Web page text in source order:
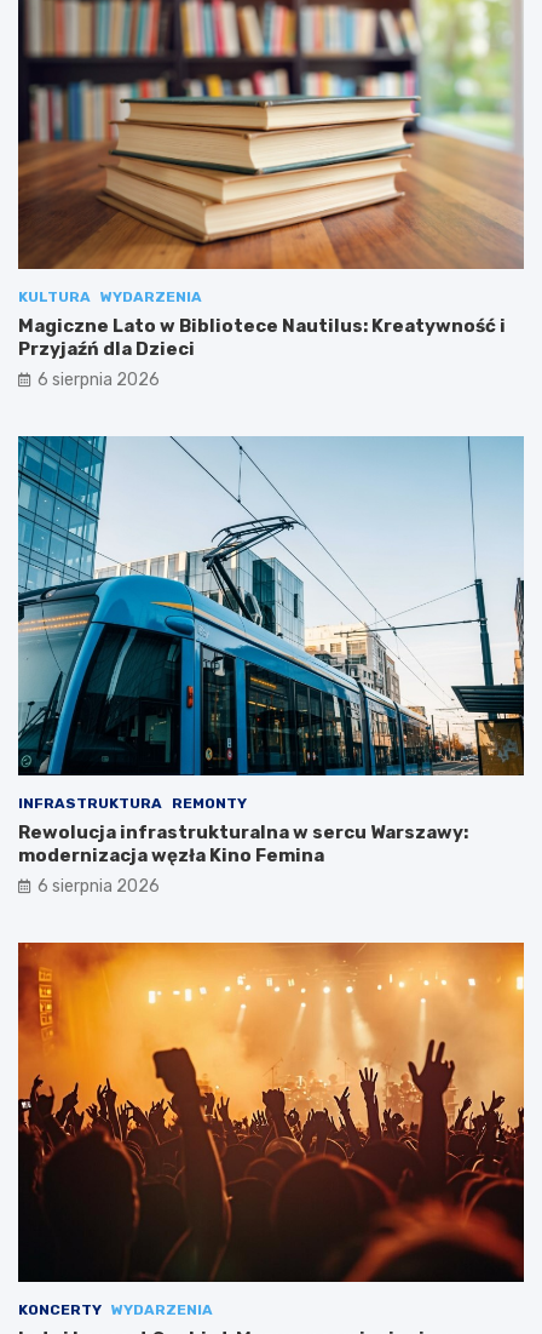
KULTURA WYDARZENIA
Magiczne Lato w Bibliotece Nautilus: Kreatywność i
Przyjaźń dla Dzieci
6 sierpnia 2026
INFRASTRUKTURA REMONTY
Rewolucja infrastrukturalna w sercu Warszawy:
modernizacja węzła Kino Femina
6 sierpnia 2026
KONCERTY WYDARZENIA